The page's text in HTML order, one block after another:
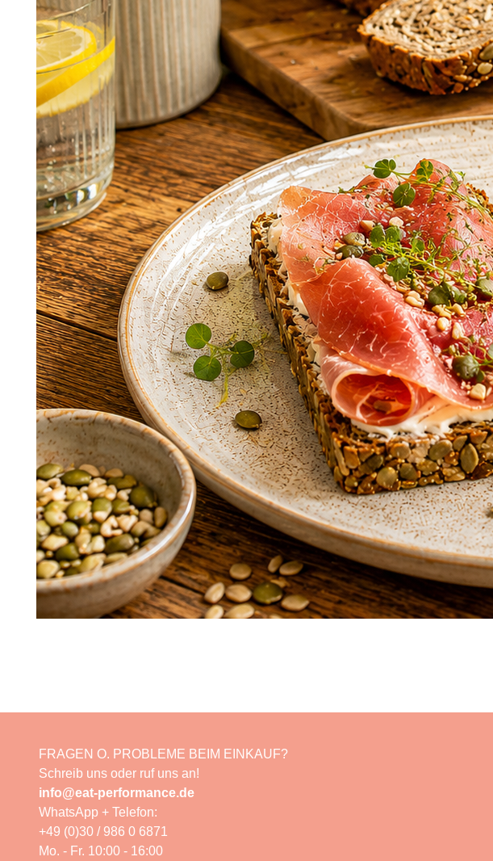
FRAGEN O. PROBLEME BEIM EINKAUF?
Schreib uns oder ruf uns an!
info@eat-performance.de
WhatsApp + Telefon:
+49 (0)30 / 986 0 6871
Mo. - Fr. 10:00 - 16:00